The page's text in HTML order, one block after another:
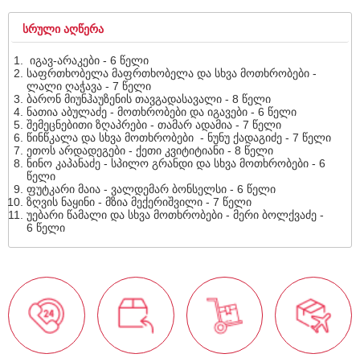
ᲡᲠᲣᲚᲘ ᲐᲦᲬᲔᲠᲐ
იგავ-არაკები - 6 წელი
საფრთხობელა მაფრთხობელა და სხვა მოთხრობები -
ლალი ღაჭავა - 7 წელი
ბარონ მიუნჰაუზენის თავგადასავალი - 8 წელი
ნათია აბულაძე - მოთხრობები და იგავები - 6 წელი
შემეცნებითი ზღაპრები - თამარ ადამია - 7 წელი
წინწკალა და სხვა მოთხრობები - ნუნუ ქადაგიძე - 7 წელი
ეთოს არდადეგები - ქეთი კვიტიტიანი - 8 წელი
ნინო კაპანაძე - სპილო გრანდი და სხვა მოთხრობები - 6
წელი
ფუტკარი მაია - ვალდემარ ბონსელსი - 6 წელი
ზღვის ნაყინი - მზია მექერიშვილი - 7 წელი
უებარი წამალი და სხვა მოთხრობები - მერი ბოლქვაძე -
6 წელი